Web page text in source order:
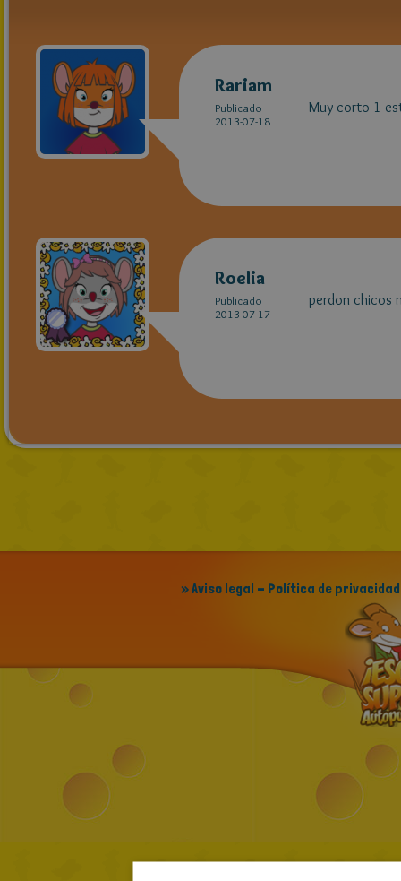
Rariam
Publicado
2013-07-18
Muy corto 1
Roelia
Publicado
2013-07-17
perdon chicos
» Aviso legal - Política de privacidad